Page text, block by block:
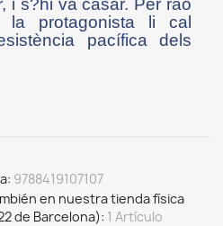
protagonista li cal
pacífica dels
9788419107107
en nuestra tienda física
de Barcelona) 1 Artículo